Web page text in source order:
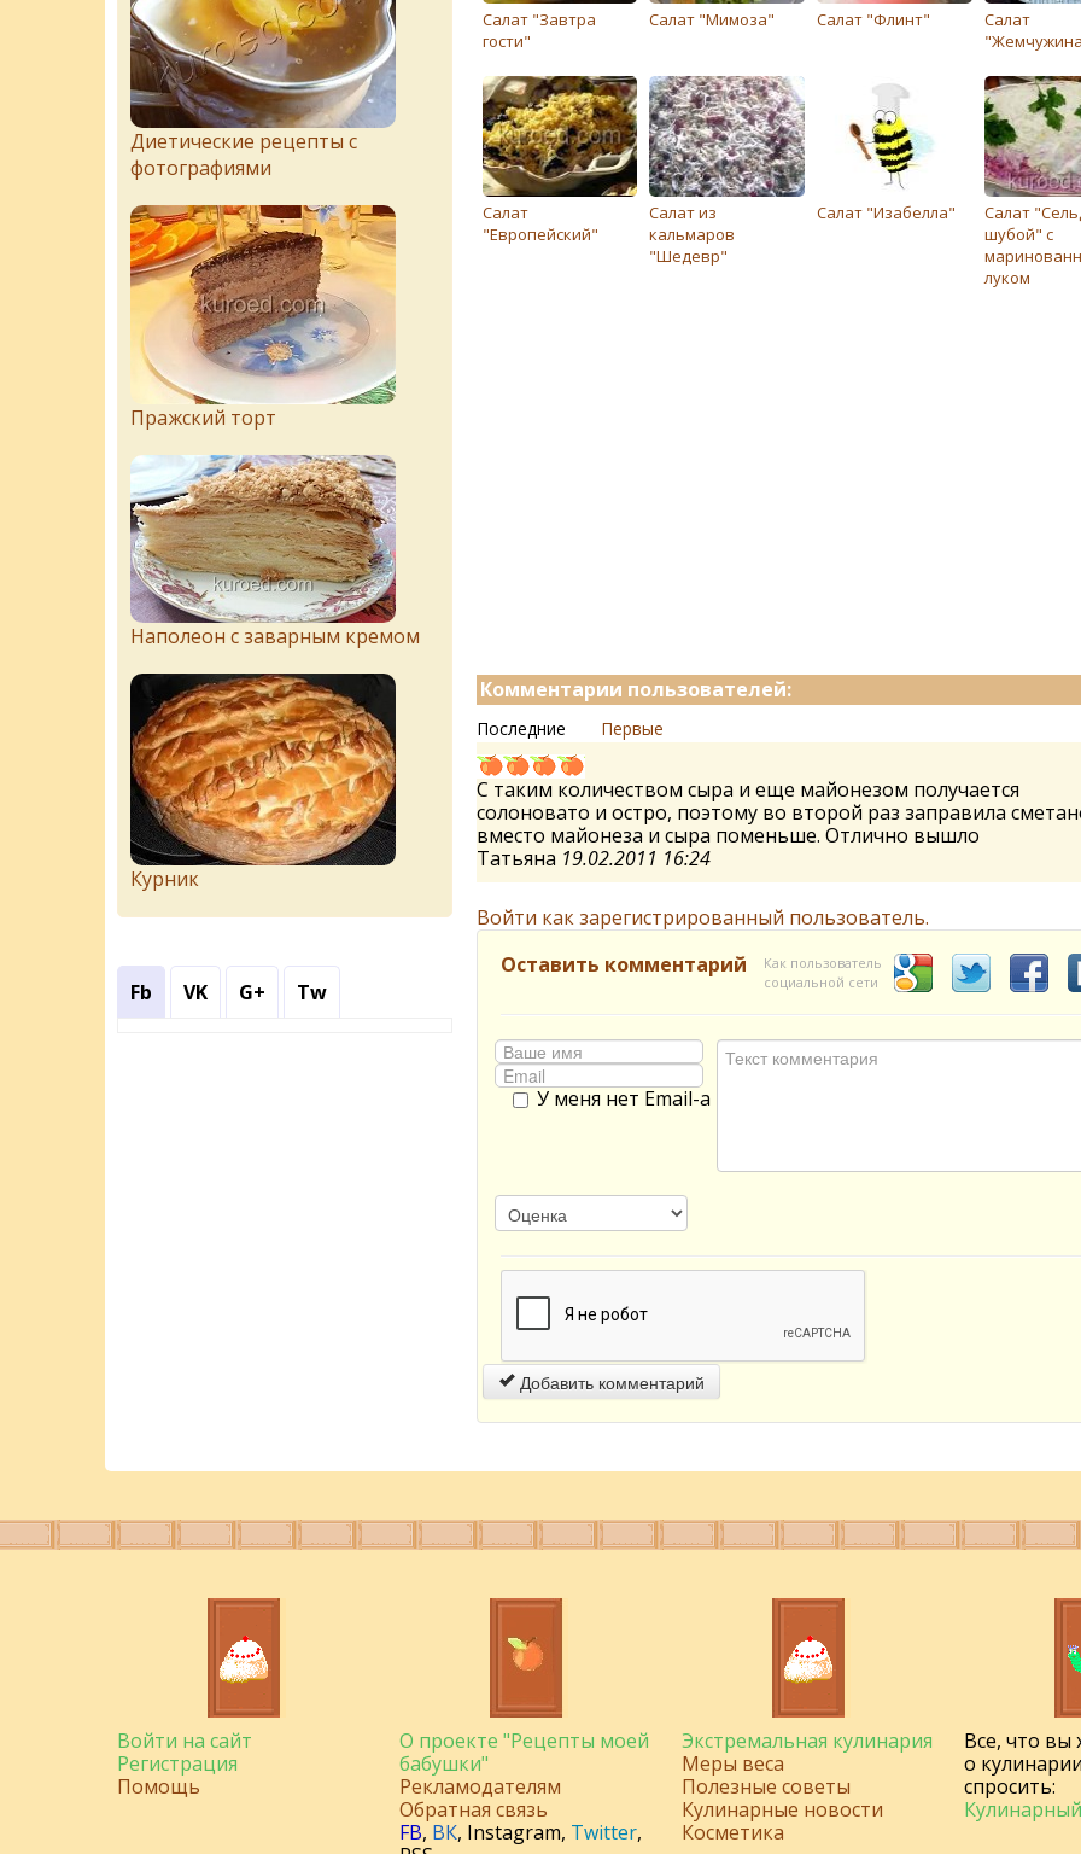
Салат "Завтра
гости"
Салат "Мимоза" Салат "Флинт"
Салат
Салат
"Европейский"
Салат из
кальмаров
"Шедевр"
Салат "Изабелла"
Салат
шубой" с
луком
Комментарии пользователей:
Последние Первые
С таким количеством сыра и еще майонезом получается
солоновато и остро, поэтому во второй раз заправила
вместо майонеза и сыра поменьше. Отлично вышло
Татьяна 19.02.2011 16:24
Войти как зарегистрированный пользователь.
Оставить комментарий
Как пользователь
социальной сети
У меня нет Email-а
Добавить комментарий
Диетические рецепты с
фотографиями
Пражский торт
Наполеон с заварным кремом
Курник
Fb VK G+ Tw
Войти на сайт
Регистрация
Помощь
О проекте "Рецепты моей
бабушки"
Рекламодателям
Обратная связь
FB, ВК, Instagram, Twitter,
Экстремальная кулинария
Меры веса
Полезные советы
Кулинарные новости
Косметика
Все, что вы
о
спросить: